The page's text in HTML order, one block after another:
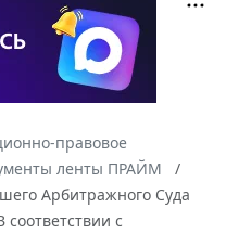
правовое
ленты ПРАЙМ
Арбитражного Суда
с